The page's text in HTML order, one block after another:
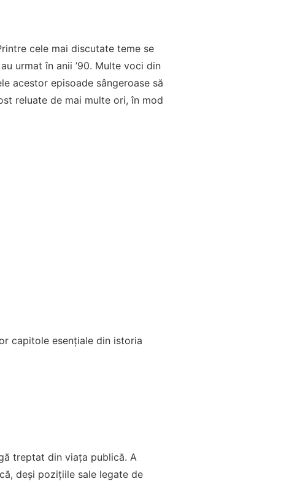
cele mai discutate teme se
urmat în anii ’90. Multe voci din
acestor episoade sângeroase să
reluate de mai multe ori, în mod
capitole esențiale din istoria
treptat din viața publică. A
deși pozițiile sale legate de